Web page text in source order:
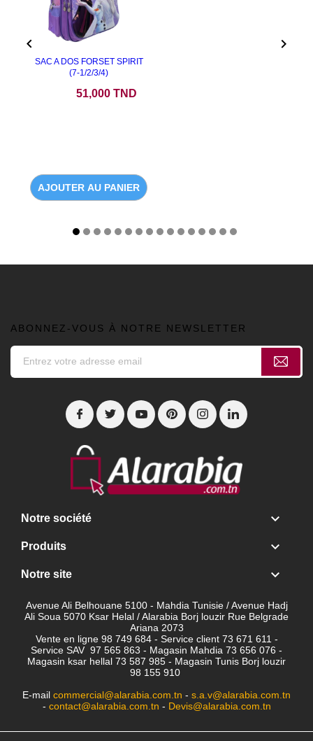
SAC A DOS FORSET SPIRIT
(7-1/2/3/4)
51,000 TND
AJOUTER AU PANIER
 
ABONNEZ-VOUS À NOTRE NEWSLETTER
Notre société 
Produits 
Notre site 
Avenue Ali Belhouane 5100 - Mahdia Tunisie / Avenue Hadj
Ali Soua 5070 Ksar Helal / Alarabia Borj louzir Rue Belgrade
Ariana 2073
Vente en ligne 98 749 684 - Service client 73 671 611 -
Service SAV 97 565 863 - Magasin Mahdia 73 656 076 -
Magasin ksar hellal 73 587 985 - Magasin Tunis Borj louzir
98 155 910
E-mail commercial@alarabia.com.tn - s.a.v@alarabia.com.tn
- contact@alarabia.com.tn - Devis@alarabia.com.tn